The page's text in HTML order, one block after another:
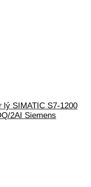
lý SIMATIC S7-1200
2AI Siemens